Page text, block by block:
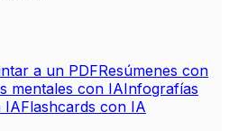
a un PDFResúmenes con
mentales con IAInfografías
IAFlashcards con IA